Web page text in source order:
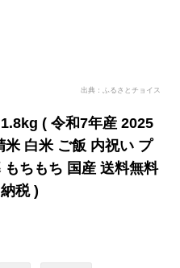
出典：ふるさとチョイス
( 令和7年産 2025
白米 ご飯 内祝い プ
ちもち 国産 送料無料
税 )